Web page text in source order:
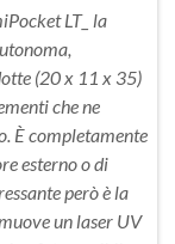
LT_ la
(20 x 11 x 35)
che ne
È completamente
esterno o di
però è la
un laser UV